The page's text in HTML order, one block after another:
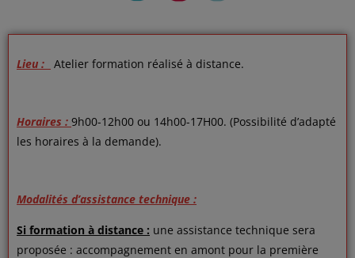
Lieu : Atelier formation réalisé à distance.
Horaires : 9h00-12h00 ou 14h00-17H00. (Possibilité d’adapté
les horaires à la demande).
Modalités d’assistance technique :
Si formation à distance : une assistance technique sera
proposée : accompagnement en amont pour la première